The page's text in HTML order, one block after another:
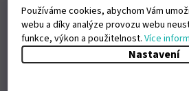
Používáme cookies, abychom Vám
webu a díky analýze provozu webu
funkce, výkon a použitelnost.Více
Nastavení